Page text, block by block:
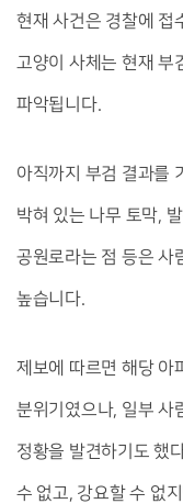
현재 사건은 경찰에 접
고양이 사체는 현재 부
파악됩니다.
아직까지 부검 결과를
박혀 있는 나무 토막,
공원로라는 점 등은 사
높습니다.
제보에 따르면 해당 아
분위기였으나, 일부 사
정황을 발견하기도 했
수 없고, 강요할 수 없